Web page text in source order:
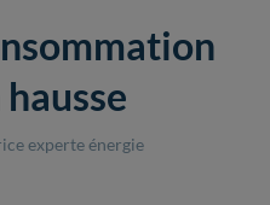
experte énergie